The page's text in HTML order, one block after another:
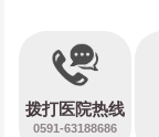
拨打医院热线
0591-63188686